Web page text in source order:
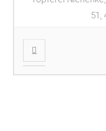
51,